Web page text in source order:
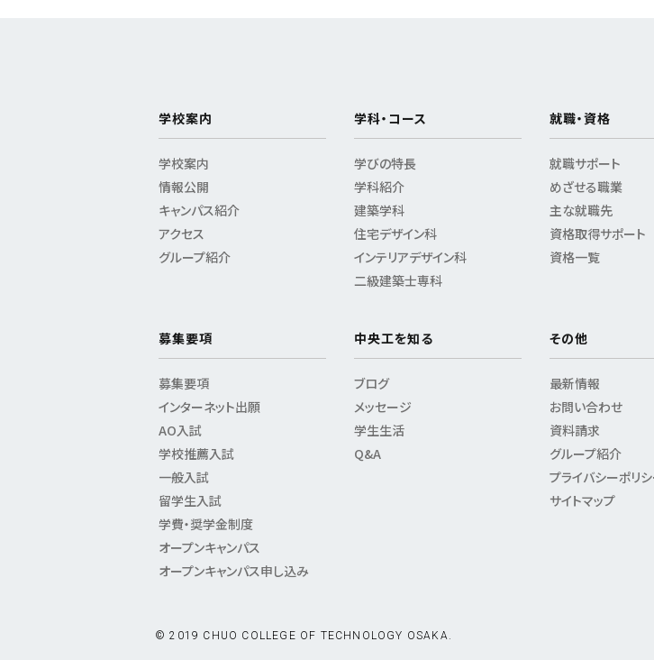
学校案内
学校案内
情報公開
キャンパス紹介
アクセス
グループ紹介
学科・コース
学びの特長
学科紹介
建築学科
住宅デザイン科
インテリアデザイン科
二級建築士専科
就職・資格
就職サポート
めざせる職業
主な就職先
資格取得サポート
資格一覧
募集要項
募集要項
インターネット出願
AO入試
学校推薦入試
一般入試
留学生入試
学費・奨学金制度
オープンキャンパス
オープンキャンパス申し込み
中央工を知る
ブログ
メッセージ
学生生活
Q&A
その他
最新情報
お問い合わせ
資料請求
グループ紹介
プライバシーポリ
サイトマップ
© 2019 CHUO COLLEGE OF TECHNOLOGY OSAKA.